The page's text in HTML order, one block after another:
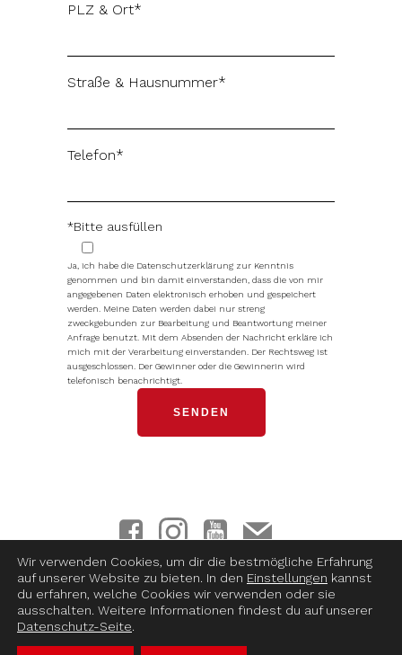
PLZ & Ort*
Straße & Hausnummer*
Telefon*
*Bitte ausfüllen
Ja, ich habe die Datenschutzerklärung zur Kenntnis
genommen und bin damit einverstanden, dass die von mir
angegebenen Daten elektronisch erhoben und gespeichert
werden. Meine Daten werden dabei nur streng
zweckgebunden zur Bearbeitung und Beantwortung meiner
Anfrage benutzt. Mit dem Absenden der Nachricht erkläre ich
mich mit der Verarbeitung einverstanden. Der Rechtsweg ist
ausgeschlossen. Der Gewinner oder die Gewinnerin wird
telefonisch benachrichtigt.
Impressum|Datenschutz |Haftungsausschluss |AGB &
Datenschutzhinweise|Wderrufsbelehrung
Wir verwenden Cookies, um dir die bestmögliche Erfahrung
auf unserer Website zu bieten. In den Einstellungen kannst
du erfahren, welche Cookies wir verwenden oder sie
ausschalten. Weitere Informationen findest du auf unserer
Datenschutz-Seite.